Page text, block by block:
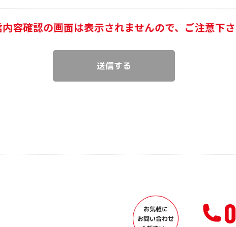
容確認の画面は表示されませんので、ご注意下さ
お気軽に
お問い合わせ